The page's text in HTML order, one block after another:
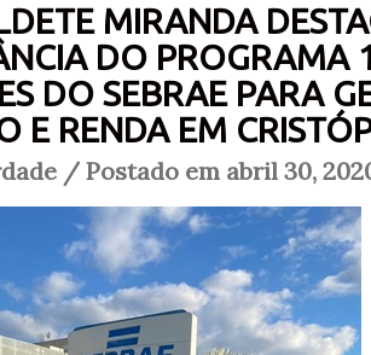
MIRANDA
DO PROGRAMA
DO SEBRAE PARA
E RENDA EM
/ Postado em abril 30,